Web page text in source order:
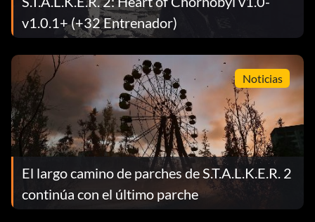
v1.0.1+ (+32 Entrenador)
Noticias
El largo camino de parches de S.T.A.L.K.E.R. 2
continúa con el último parche